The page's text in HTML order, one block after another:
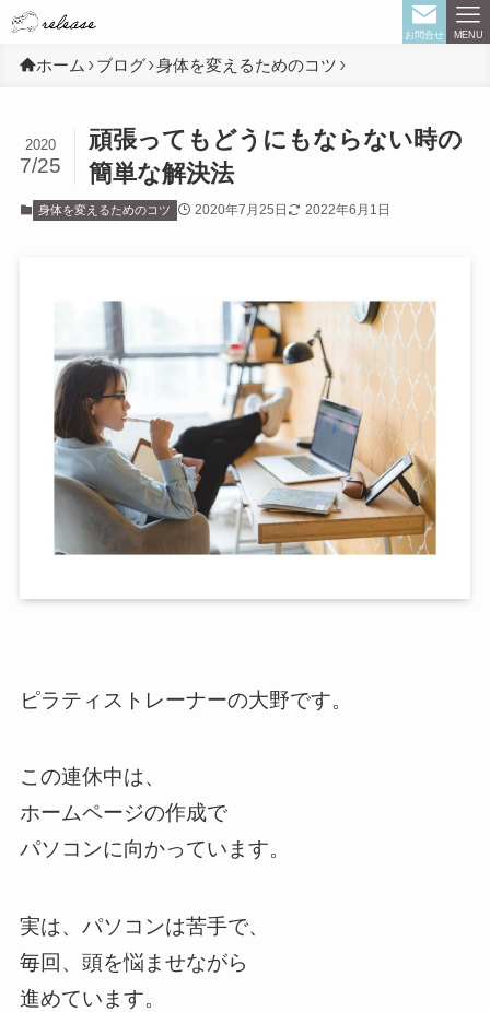
お問合せ MENU
ホーム ブログ 身体を変えるためのコツ
頑張ってもどうにもならない時の
簡単な解決法
2020
7/25
身体を変えるためのコツ 2020年7月25日 2022年6月1日
ピラティストレーナーの大野です。
この連休中は、
ホームページの作成で
パソコンに向かっています。
実は、パソコンは苦手で、
毎回、頭を悩ませながら
進めています。